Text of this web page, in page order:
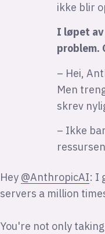
ikke blir
I løpet
problem.
– Hei,
Men
skrev
– Ikke
Hey @AnthropicAI: I
servers a million
You're not only